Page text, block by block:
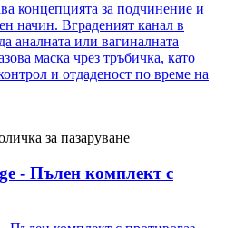
концепцията за подчинение и
начин. Вграденият канал в
аналната или вагиналната
маска чрез тръбичка, като
и отдаденост по време на
за пазаруване
- Пълен комплект с